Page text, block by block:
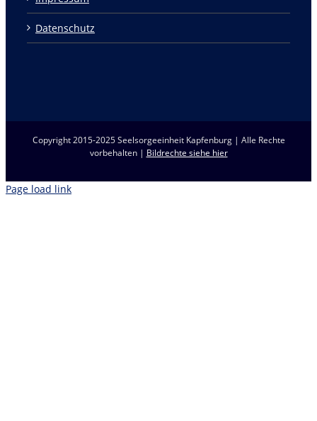
Datenschutz
Copyright 2015-2025 Seelsorgeeinheit Kapfenburg | Alle Rechte
vorbehalten | Bildrechte siehe hier
Page load link